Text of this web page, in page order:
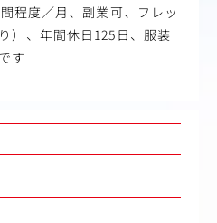
程度／月、副業可、フレッ
）、年間休日125日、服装
す